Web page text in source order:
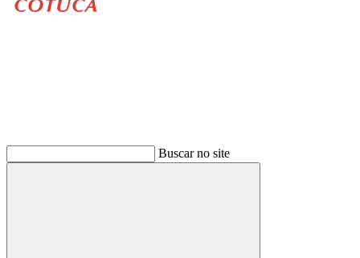
Buscar no site